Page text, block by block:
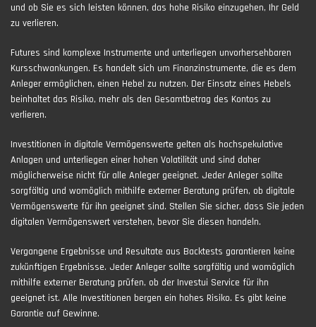
und ob Sie es sich leisten können, das hohe Risiko einzugehen, Ihr Geld
zu verlieren.
Futures sind komplexe Instrumente und unterliegen unvorhersehbaren
Kursschwankungen. Es handelt sich um Finanzinstrumente, die es dem
Anleger ermöglichen, einen Hebel zu nutzen. Der Einsatz eines Hebels
beinhaltet das Risiko, mehr als den Gesamtbetrag des Kontos zu
verlieren.
Investitionen in digitale Vermögenswerte gelten als hochspekulative
Anlagen und unterliegen einer hohen Volatilität und sind daher
möglicherweise nicht für alle Anleger geeignet. Jeder Anleger sollte
sorgfältig und womöglich mithilfe externer Beratung prüfen, ob digitale
Vermögenswerte für ihn geeignet sind. Stellen Sie sicher, dass Sie jeden
digitalen Vermögenswert verstehen, bevor Sie diesen handeln.
Vergangene Ergebnisse und Resultate aus Backtests garantieren keine
zukünftigen Ergebnisse. Jeder Anleger sollte sorgfältig und womöglich
mithilfe externer Beratung prüfen, ob der Investui Service für ihn
geeignet ist. Alle Investitionen bergen ein hohes Risiko. Es gibt keine
Garantie auf Gewinne.